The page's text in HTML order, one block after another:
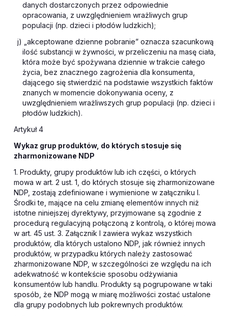
danych dostarczonych przez odpowiednie
opracowania, z uwzględnieniem wrażliwych grup
populacji (np. dzieci i płodów ludzkich);
j) „akceptowane dzienne pobranie” oznacza szacunkową
ilość substancji w żywności, w przeliczeniu na masę ciała,
która może być spożywana dziennie w trakcie całego
życia, bez znacznego zagrożenia dla konsumenta,
dającego się stwierdzić na podstawie wszystkich faktów
znanych w momencie dokonywania oceny, z
uwzględnieniem wrażliwszych grup populacji (np. dzieci i
płodów ludzkich).
Artykuł 4
Wykaz grup produktów, do których stosuje się
zharmonizowane NDP
1. Produkty, grupy produktów lub ich części, o których
mowa w art. 2 ust. 1, do których stosuje się zharmonizowane
NDP, zostają zdefiniowane i wymienione w załączniku I.
Środki te, mające na celu zmianę elementów innych niż
istotne niniejszej dyrektywy, przyjmowane są zgodnie z
procedurą regulacyjną połączoną z kontrolą, o której mowa
w art. 45 ust. 3. Załącznik I zawiera wykaz wszystkich
produktów, dla których ustalono NDP, jak również innych
produktów, w przypadku których należy zastosować
zharmonizowane NDP, w szczególności ze względu na ich
adekwatność w kontekście sposobu odżywiania
konsumentów lub handlu. Produkty są pogrupowane w taki
sposób, że NDP mogą w miarę możliwości zostać ustalone
dla grupy podobnych lub pokrewnych produktów.